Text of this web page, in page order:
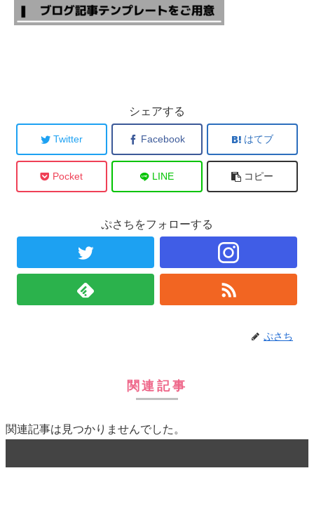
シェアする
Twitter Facebook はてブ
Pocket LINE コピー
ぷさちをフォローする
ぷさち
関連記事
関連記事は見つかりませんでした。